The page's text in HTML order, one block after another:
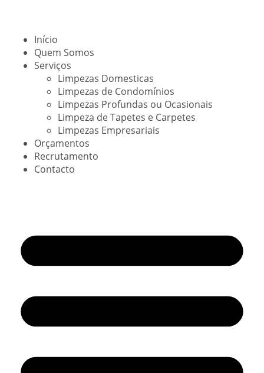
Início
Quem Somos
Serviços
Limpezas Domesticas
Limpezas de Condomínios
Limpezas Profundas ou Ocasionais
Limpeza de Tapetes e Carpetes
Limpezas Empresariais
Orçamentos
Recrutamento
Contacto